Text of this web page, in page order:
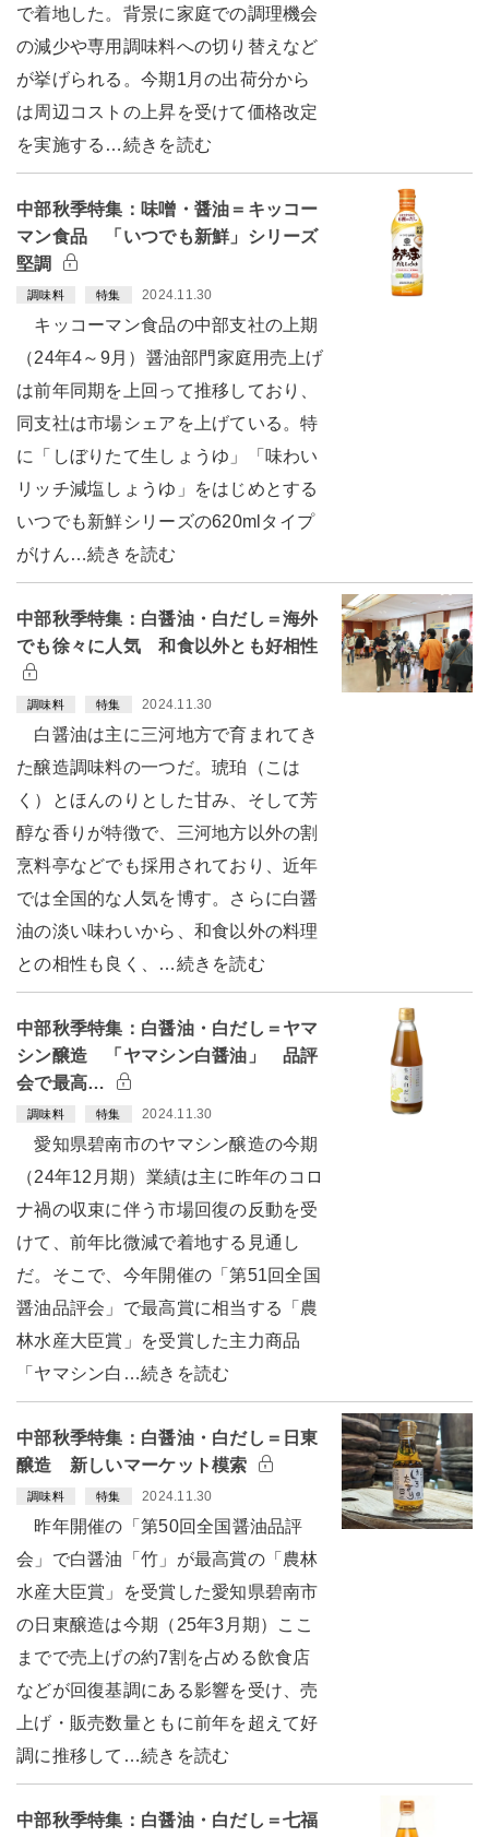
で着地した。背景に家庭での調理機会
の減少や専用調味料への切り替えなど
が挙げられる。今期1月の出荷分から
は周辺コストの上昇を受けて価格改定
を実施する…続きを読む
中部秋季特集：味噌・醤油＝キッコー
マン食品 「いつでも新鮮」シリーズ
堅調
調味料 特集 2024.11.30
キッコーマン食品の中部支社の上期
（24年4～9月）醤油部門家庭用売上げ
は前年同期を上回って推移しており、
同支社は市場シェアを上げている。特
に「しぼりたて生しょうゆ」「味わい
リッチ減塩しょうゆ」をはじめとする
いつでも新鮮シリーズの620mlタイプ
がけん…続きを読む
中部秋季特集：白醤油・白だし＝海外
でも徐々に人気 和食以外とも好相性
調味料 特集 2024.11.30
白醤油は主に三河地方で育まれてき
た醸造調味料の一つだ。琥珀（こは
く）とほんのりとした甘み、そして芳
醇な香りが特徴で、三河地方以外の割
烹料亭などでも採用されており、近年
では全国的な人気を博す。さらに白醤
油の淡い味わいから、和食以外の料理
との相性も良く、…続きを読む
中部秋季特集：白醤油・白だし＝ヤマ
シン醸造 「ヤマシン白醤油」 品評
会で最高…
調味料 特集 2024.11.30
愛知県碧南市のヤマシン醸造の今期
（24年12月期）業績は主に昨年のコロ
ナ禍の収束に伴う市場回復の反動を受
けて、前年比微減で着地する見通し
だ。そこで、今年開催の「第51回全国
醤油品評会」で最高賞に相当する「農
林水産大臣賞」を受賞した主力商品
「ヤマシン白…続きを読む
中部秋季特集：白醤油・白だし＝日東
醸造 新しいマーケット模索
調味料 特集 2024.11.30
昨年開催の「第50回全国醤油品評
会」で白醤油「竹」が最高賞の「農林
水産大臣賞」を受賞した愛知県碧南市
の日東醸造は今期（25年3月期）ここ
までで売上げの約7割を占める飲食店
などが回復基調にある影響を受け、売
上げ・販売数量ともに前年を超えて好
調に推移して…続きを読む
中部秋季特集：白醤油・白だし＝七福